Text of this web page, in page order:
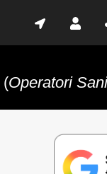
(Operatori